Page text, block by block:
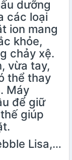
dưỡng
các loại
ion mang
khỏe,
chảy xệ.
vừa tay,
thể thay
Máy
để giữ
giúp
Lisa,…